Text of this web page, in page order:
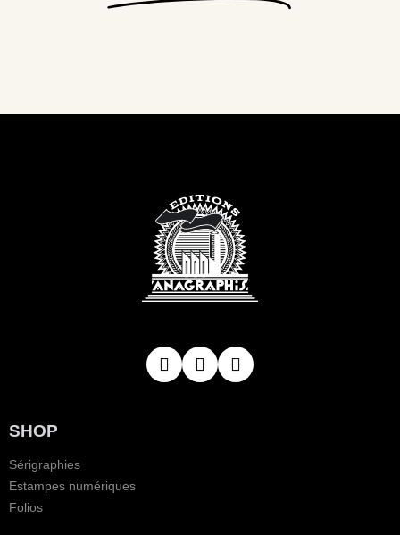
SHOP
Sérigraphies
Estampes numériques
Folios